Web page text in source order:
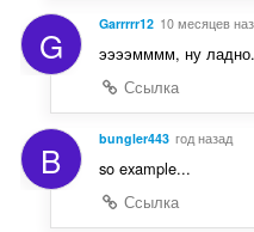
G Garrrrr12 10 месяцев
ээээмммм, ну
Ссылка
B bungler443 год назад
so example...
Ссылка